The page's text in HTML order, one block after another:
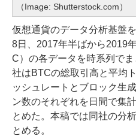
（Image: Shutterstock.com）
仮想通貨のデータ分析基盤
8日、2017年半ばから2019
C）の各データを時系列で
社はBTCの総取引高と平均
ッシュレートとブロック生
ン数のそれぞれを日間で集
とめた。本稿では同社の分
とめる。